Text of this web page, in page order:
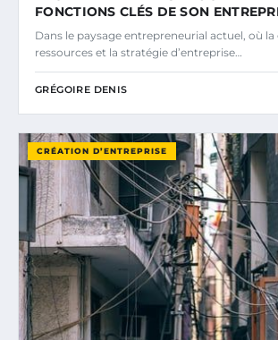
FONCTIONS CLÉS DE SON
Dans le paysage entrepreneurial actuel, où
ressources et la stratégie d’entreprise…
GRÉGOIRE DENIS
CRÉATION D’ENTREPRISE